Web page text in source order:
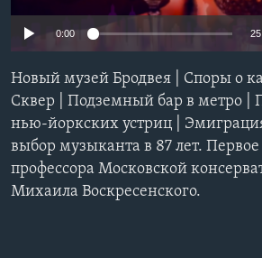
Языки
0:00
Новый музей Бродвея | Споры о
Сквер | Подземный бар в метро |
нью-йоркских устриц |
выбор музыканта в 87 лет.
профессора Московской
Михаила Воскресенского.